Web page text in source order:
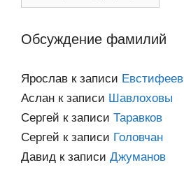
Обсуждение фамилий
Ярослав к записи Евстифеев
Аслан к записи Шавлоховы
Сергей к записи Таравков
Сергей к записи Головчан
Давид к записи Джуманов